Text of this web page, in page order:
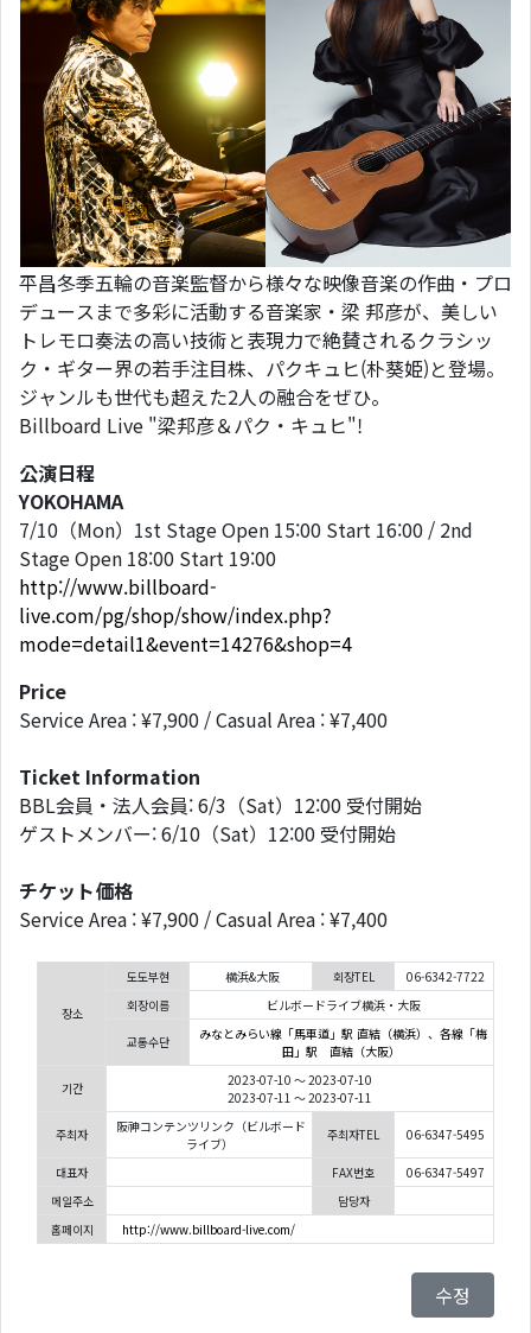
平昌冬季五輪の音楽監督から様々な映像音楽の作曲・プロ
デュースまで多彩に活動する音楽家・梁 邦彦が、美しい
トレモロ奏法の高い技術と表現力で絶賛されるクラシッ
ク・ギター界の若手注目株、パクキュヒ(朴葵姫)と登場。
ジャンルも世代も超えた2人の融合をぜひ。
Billboard Live "梁邦彦＆パク・キュヒ"!
公演日程
YOKOHAMA
7/10（Mon）1st Stage Open 15:00 Start 16:00 / 2nd
Stage Open 18:00 Start 19:00
http://www.billboard-
live.com/pg/shop/show/index.php?
mode=detail1&event=14276&shop=4
Price
Service Area : ¥7,900 / Casual Area : ¥7,400
Ticket Information
BBL会員・法人会員: 6/3（Sat）12:00 受付開始
ゲストメンバー: 6/10（Sat）12:00 受付開始
チケット価格
Service Area : ¥7,900 / Casual Area : ¥7,400
장소
도도부현 横浜&大阪 회장TEL
06-6342-7722
회장이름
ビルボードライブ横浜・大阪
교통수단
みなとみらい線「馬車道」駅 直結（横浜）、各線「梅
田」駅 直結（大阪）
기간
2023-07-10 ～ 2023-07-10
2023-07-11 ～ 2023-07-11
주최자
阪神コンテンツリンク（ビルボード
ライブ）
주최자TEL 06-6347-5495
대표자 FAX번호
06-6347-5497
메일주소
담당자
홈페이지
http://www.billboard-live.com/
수정